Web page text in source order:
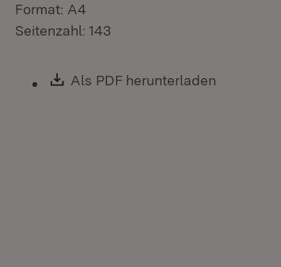
Format: A4
Seitenzahl: 143
Download:
Als PDF herunterladen